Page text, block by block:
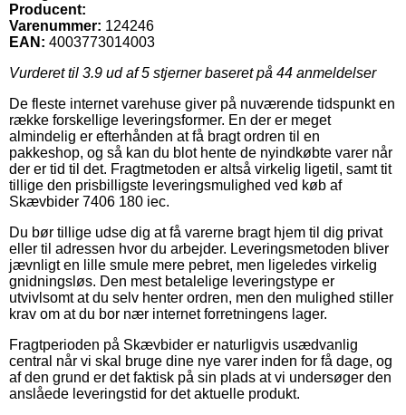
Producent:
Varenummer: 124246
EAN: 4003773014003
Vurderet til 3.9 ud af 5 stjerner baseret på 44 anmeldelser
De fleste internet varehuse giver på nuværende tidspunkt en
række forskellige leveringsformer. En der er meget
almindelig er efterhånden at få bragt ordren til en
pakkeshop, og så kan du blot hente de nyindkøbte varer når
der er tid til det. Fragtmetoden er altså virkelig ligetil, samt tit
tillige den prisbilligste leveringsmulighed ved køb af
Skævbider 7406 180 iec.
Du bør tillige udse dig at få varerne bragt hjem til dig privat
eller til adressen hvor du arbejder. Leveringsmetoden bliver
jævnligt en lille smule mere pebret, men ligeledes virkelig
gnidningsløs. Den mest betalelige leveringstype er
utvivlsomt at du selv henter ordren, men den mulighed stiller
krav om at du bor nær internet forretningens lager.
Fragtperioden på Skævbider er naturligvis usædvanlig
central når vi skal bruge dine nye varer inden for få dage, og
af den grund er det faktisk på sin plads at vi undersøger den
anslåede leveringstid for det aktuelle produkt.